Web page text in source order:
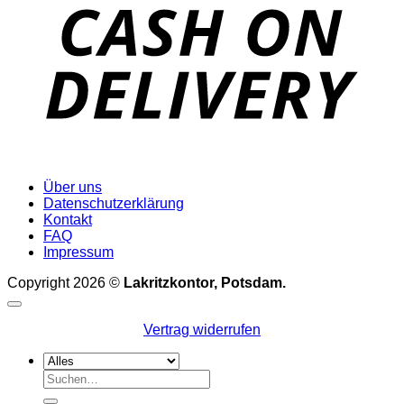
Über uns
Datenschutzerklärung
Kontakt
FAQ
Impressum
Copyright 2026 © Lakritzkontor, Potsdam.
Vertrag widerrufen
Suchen
nach: